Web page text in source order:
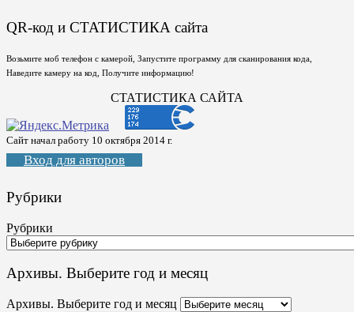
QR-код и СТАТИСТИКА сайта
Возьмите моб телефон с камерой, Запустите программу для сканирования кода,
Наведите камеру на код, Получите информацию!
СТАТИСТИКА САЙТА
Сайт начал работу 10 октября 2014 г.
Вход для авторов
Рубрики
Рубрики
Архивы. Выберите год и месяц
Архивы. Выберите год и месяц